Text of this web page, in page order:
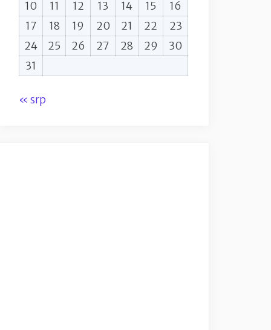
10
11 12 13 14 15
16
17
18 19 20 21 22
23
24
25 26 27 28 29
30
31
« srp